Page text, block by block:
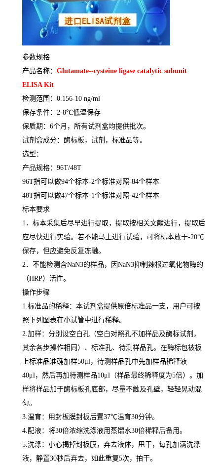
参数规格
产品名称： Glutamate--cysteine ligase catalytic subunit
ELISA Kit
检测范围： 0.156-10 ng/ml
保存条件： 2-8℃低温保存
保质期： 6个月，所有试剂盒均提供批次。
试剂盒成分：酶标板，试剂，标准品等。
选型：
产品规格： 96T/48T
96T指可以做94个标本-2个标准对照-84个样本
48T指可以做47个标本-1 个标准对照-42个样本
标本要求
1 ．标本采集后尽早进行提取，提取按相关文献进行，提取后
应尽快进行实验。若不能马上进行试验，可将标本放于-20℃
保存，但应避免反复冻融。
2 ．不能检测含NaN3的样品，因 NaN3抑制辣根过氧化物酶的
（HRP）活性。
操作步骤
1. 标准品的稀释：本试剂盒提供原倍标准品一支，用户可按
照下列图表在小试管中进行稀释。
2. 加样：分别设空白孔（空白对照孔不加样品及酶标试剂，
其余各步操作相同）、标准孔、待测样品孔。在酶标包被板
上标准品准确加样50μl ，待测样品孔中先加样品稀释液
40μl ，然后再加待测样品10μl （样品最终稀释度为5倍）。加
样将样品加于酶标板孔底部，尽量不触及孔壁，轻轻晃动混
匀。
3. 温育：用封板膜封板后置37℃温育30分钟。
4. 配液：将30倍浓缩洗涤液用蒸馏水30倍稀释后备用。
5. 洗涤：小心揭掉封板膜，弃去液体，甩干，每孔加满洗涤
液，静置30秒后弃去，如此重复5次，拍干。